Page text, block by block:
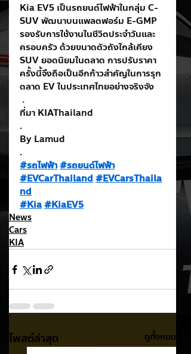
Kia EV5 เป็นรถยนต์ไฟฟ้าในกลุ่ม C-
SUV พัฒนาบนแพลตฟอร์ม E-GMP
รองรับการใช้งานในชีวิตประจำวันและ
ครอบครัว ด้วยขนาดตัวถังใกล้เคียง
SUV ยอดนิยมในตลาด การปรับราคา
ครั้งนี้จึงถือเป็นอีกก้าวสำคัญในการรุก
ตลาด EV ในประเทศไทยอย่างจริงจัง
.
ที่มา KIAThailand
.
By Lamud
.
#รถไฟฟ้า#รถยนต์ไฟฟ้า
#EVCarThailand#EVCarsThaila
nd
#Kia#KiaEV5
News
Cars
KIA
โพสต์ล่าสุด ดูทั้งหมด